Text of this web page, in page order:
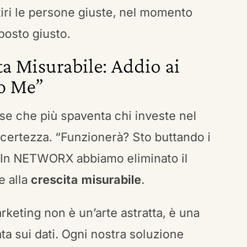
le persone giuste, nel momento
giusto.
Misurabile: Addio ai
Me”
che più spaventa chi investe nel
“Funzionerà? Sto buttando i
NETWORX abbiamo eliminato il
alla crescita misurabile.
non è un’arte astratta, è una
sui dati. Ogni nostra soluzione